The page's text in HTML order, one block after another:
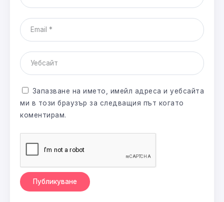
Запазване на името, имейл адреса и уебсайта
ми в този браузър за следващия път когато
коментирам.